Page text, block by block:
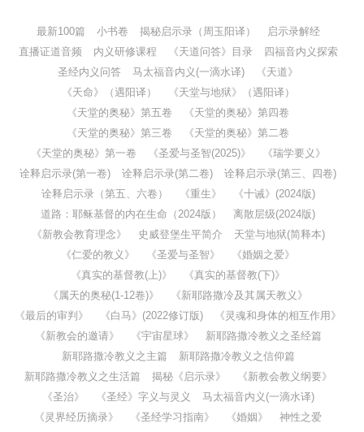
最新100篇 小书卷 揭秘启示录（周玉阳译）
启示录解经
直播证道音频
内义研修课程 《天道问答》目录
四福音内义探索
圣经内义问答
马太福音内义(一滴水译)
《天道》
《天命》（遇阳译）
《天堂与地狱》（遇阳译）
《天堂的奥秘》第五卷
《天堂的奥秘》第四卷
《天堂的奥秘》第三卷
《天堂的奥秘》第二卷
《天堂的奥秘》第一卷
《圣爱与圣智(2025)》
《瑞学要义》
诠释启示录(第一卷)
诠释启示录(第二卷)
诠释启示录(第三、四卷)
诠释启示录（第五、六卷）
《重生》
《十诫》(2024版)
道路：耶稣基督的内在生命（2024版）
离散层级(2024版)
《新教会教育理念》
史威登堡生平简介
天堂与地狱(简释本)
《仁爱的教义》
《圣爱与圣智》
《婚姻之爱》
《真实的基督教(上)》
《真实的基督教(下)》
《属天的奥秘(1-12卷)》
《新耶路撒冷及其属天教义》
《最后的审判》
《白马》(2022修订版)
《灵魂和身体的相互作用》
《新教会的邀请》
《宇宙星球》
新耶路撒冷教义之圣经篇
新耶路撒冷教义之主篇
新耶路撒冷教义之信仰篇
新耶路撒冷教义之生活篇
揭秘《启示录》
《新教会教义纲要》
《圣治》
《圣经》字义与灵义
马太福音内义(一滴水译)
《灵界经历摘录》
《圣经学习指南》 《婚姻》
神性之爱